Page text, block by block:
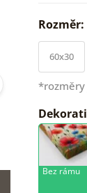
Rozměr:
60x30
*rozměry
Bez rámu